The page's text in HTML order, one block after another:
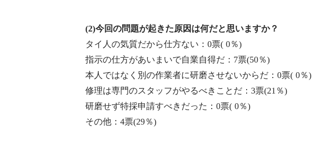
(2)今回の問題が起きた原因は何だと思いますか？
タイ人の気質だから仕方ない：0票( 0％)
指示の仕方があいまいで自業自得だ：7票(50％)
本人ではなく別の作業者に研磨させないからだ：0票( 0％)
修理は専門のスタッフがやるべきことだ：3票(21％)
研磨せず特採申請すべきだった：0票( 0％)
その他：4票(29％)